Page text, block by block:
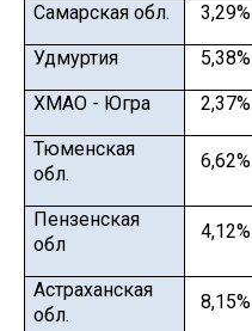
Самарская обл.
3,29%
Удмуртия
5,38%
ХМАО - Югра
2,37%
Тюменская
обл.
6,62%
Пензенская
обл
4,12%
Астраханская
обл.
8,15%